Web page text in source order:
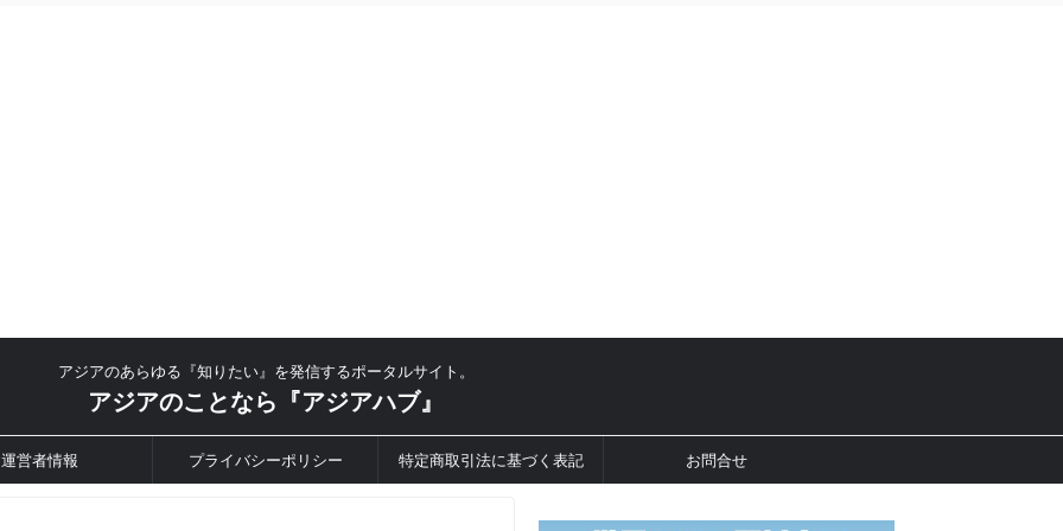
アジアのあらゆる『知りたい』を発信するポータルサイト。
アジアのことなら『アジアハブ』
運営者情報 プライバシーポリシー 特定商取引法に基づく表記 お問合せ